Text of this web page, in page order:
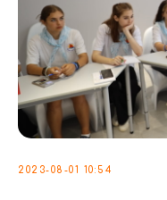
2023-08-01 10:54